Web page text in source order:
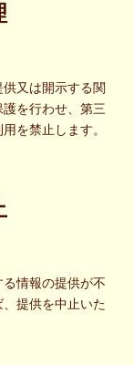
又は開示する関
を行わせ、第三
を禁止します。
情報の提供が不
提供を中止いた